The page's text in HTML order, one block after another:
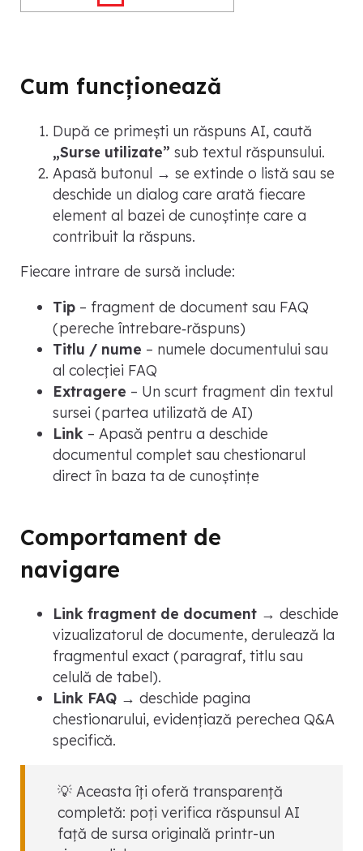
Cum funcționează
După ce primești un răspuns AI, caută
„Surse utilizate” sub textul răspunsului.
Apasă butonul → se extinde o listă sau se
deschide un dialog care arată fiecare
element al bazei de cunoștințe care a
contribuit la răspuns.
Fiecare intrare de sursă include:
Tip – fragment de document sau FAQ
(pereche întrebare‑răspuns)
Titlu / nume – numele documentului sau
al colecției FAQ
Extragere – Un scurt fragment din textul
sursei (partea utilizată de AI)
Link – Apasă pentru a deschide
documentul complet sau chestionarul
direct în baza ta de cunoștințe
Comportament de
navigare
Link fragment de document → deschide
vizualizatorul de documente, derulează la
fragmentul exact (paragraf, titlu sau
celulă de tabel).
Link FAQ → deschide pagina
chestionarului, evidențiază perechea Q&A
specifică.
💡 Aceasta îți oferă transparență
completă: poți verifica răspunsul AI
față de sursa originală printr-un